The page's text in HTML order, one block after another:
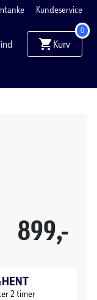
Kundeservice
Kurv
0
899,-
2 timer